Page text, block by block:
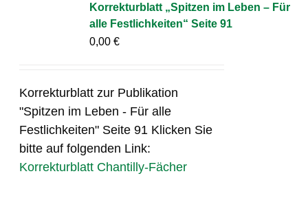
Korrekturblatt „Spitzen im Leben – Für
alle Festlichkeiten“ Seite 91
0,00€
Korrekturblatt zur Publikation
"Spitzen im Leben - Für alle
Festlichkeiten" Seite 91 Klicken Sie
bitte auf folgenden Link:
Korrekturblatt Chantilly-Fächer